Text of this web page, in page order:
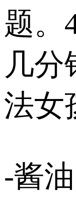
题。
几分
法女
-酱